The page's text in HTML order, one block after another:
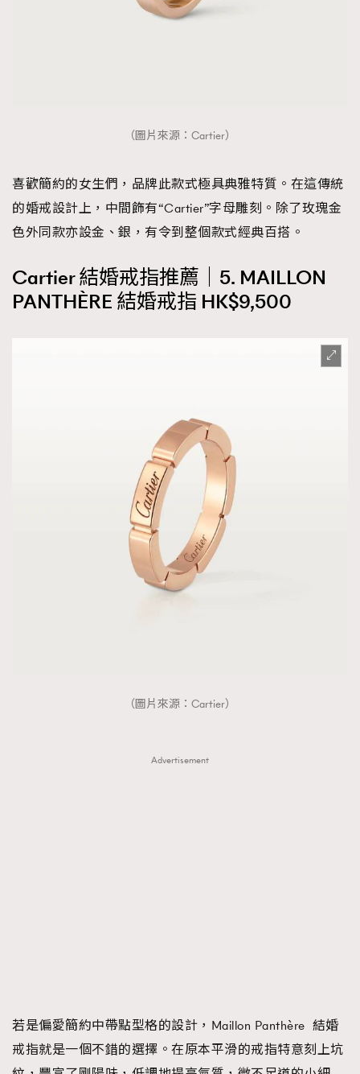
TRENDING
（圖片來源：Cartier）
喜歡簡約的女生們，品牌此款式極具典雅特質。在這傳統
的婚戒設計上，中間飾有“Cartier”字母雕刻。除了玫瑰金
色外同款亦設金、銀，有令到整個款式經典百搭。
Cartier 結婚戒指推薦｜5. MAILLON
PANTHÈRE 結婚戒指 HK$9,500
（圖片來源：Cartier）
Advertisement
若是偏愛簡約中帶點型格的設計，Maillon Panthère 結婚
戒指就是一個不錯的選擇。在原本平滑的戒指特意刻上坑